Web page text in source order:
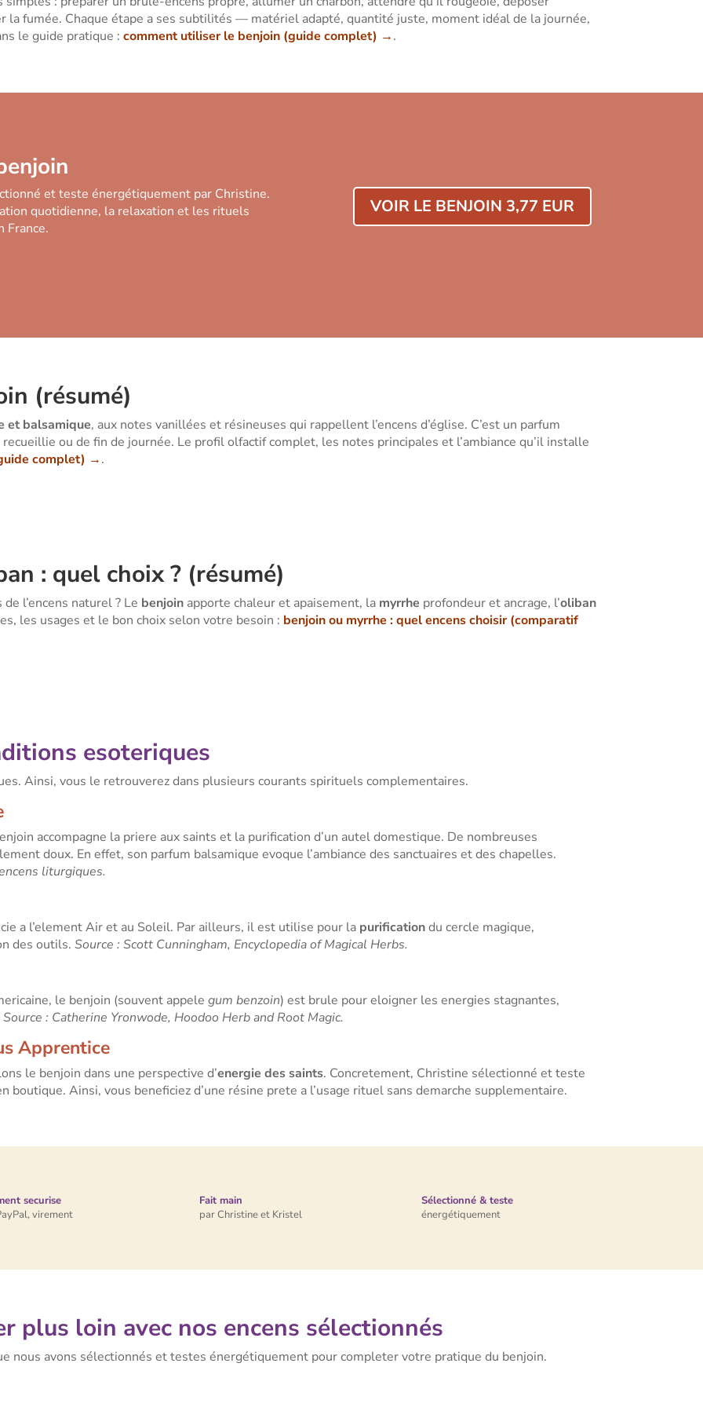
la fumée. Chaque étape a ses subtilités — matériel adapté, quantité juste, moment idéal de la journée,
le guide pratique :comment utiliser le benjoin (guide complet) →.
et teste énergétiquement par Christine.
quotidienne, la relaxation et les rituels
France.
VOIR LE BENJOIN 3,77 EUR
(résumé)
et balsamique, aux notes vanillées et résineuses qui rappellent l’encens d’église. C’est un parfum
ou de fin de journée. Le profil olfactif complet, les notes principales et l’ambiance qu’il installe
complet) →.
: quel choix ? (résumé)
l’encens naturel ? Le benjoin apporte chaleur et apaisement, la myrrhe profondeur et ancrage, l’oliban
les usages et le bon choix selon votre besoin : benjoin ou myrrhe : quel encens choisir (comparatif
esoteriques
Ainsi, vous le retrouverez dans plusieurs courants spirituels complementaires.
accompagne la priere aux saints et la purification d’un autel domestique. De nombreuses
doux. En effet, son parfum balsamique evoque l’ambiance des sanctuaires et des chapelles.
liturgiques.
a l’element Air et au Soleil. Par ailleurs, il est utilise pour la purificationdu cercle magique,
des outils.Source : Scott Cunningham, Encyclopedia of Magical Herbs.
le benjoin (souvent appelegum benzoin) est brule pour eloigner les energies stagnantes,
Source : Catherine Yronwode, Hoodoo Herb and Root Magic.
Apprentice
le benjoin dans une perspective d’energie des saints. Concretement, Christine sélectionné et teste
boutique. Ainsi, vous beneficiez d’une résine prete a l’usage rituel sans demarche supplementaire.
securise
virement
Fait main
par Christine et Kristel
Sélectionné & teste
énergétiquement
plus loin avec nos encens sélectionnés
nous avons sélectionnés et testes énergétiquement pour completer votre pratique du benjoin.